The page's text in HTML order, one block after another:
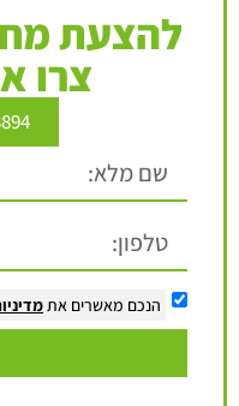
להצעת
צרו
הנכם מאשרים את